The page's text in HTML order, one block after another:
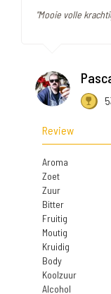
"Mooie volle
Review
Aroma
Zoet
Zuur
Bitter
Fruitig
Moutig
Kruidig
Body
Koolzuur
Alcohol